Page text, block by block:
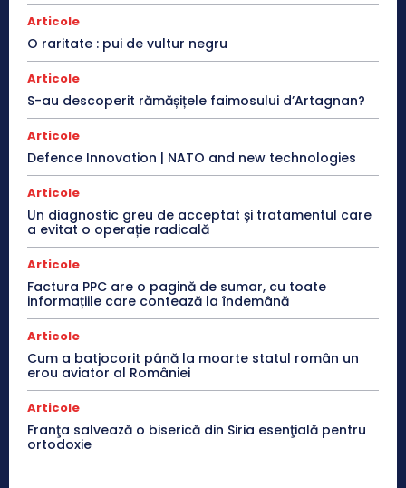
Articole
O raritate : pui de vultur negru
Articole
S-au descoperit rămășițele faimosului d’Artagnan?
Articole
Defence Innovation | NATO and new technologies
Articole
Un diagnostic greu de acceptat și tratamentul care
a evitat o operație radicală
Articole
Factura PPC are o pagină de sumar, cu toate
informațiile care contează la îndemână
Articole
Cum a batjocorit până la moarte statul român un
erou aviator al României
Articole
Franţa salvează o biserică din Siria esenţială pentru
ortodoxie